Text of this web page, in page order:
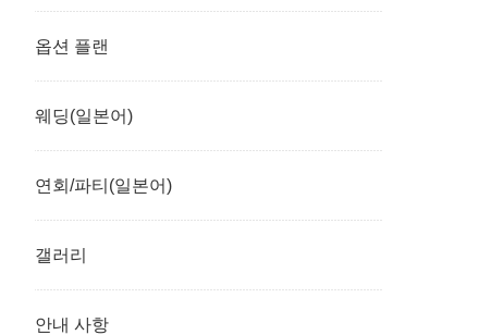
옵션 플랜
웨딩(일본어)
연회/파티(일본어)
갤러리
안내 사항